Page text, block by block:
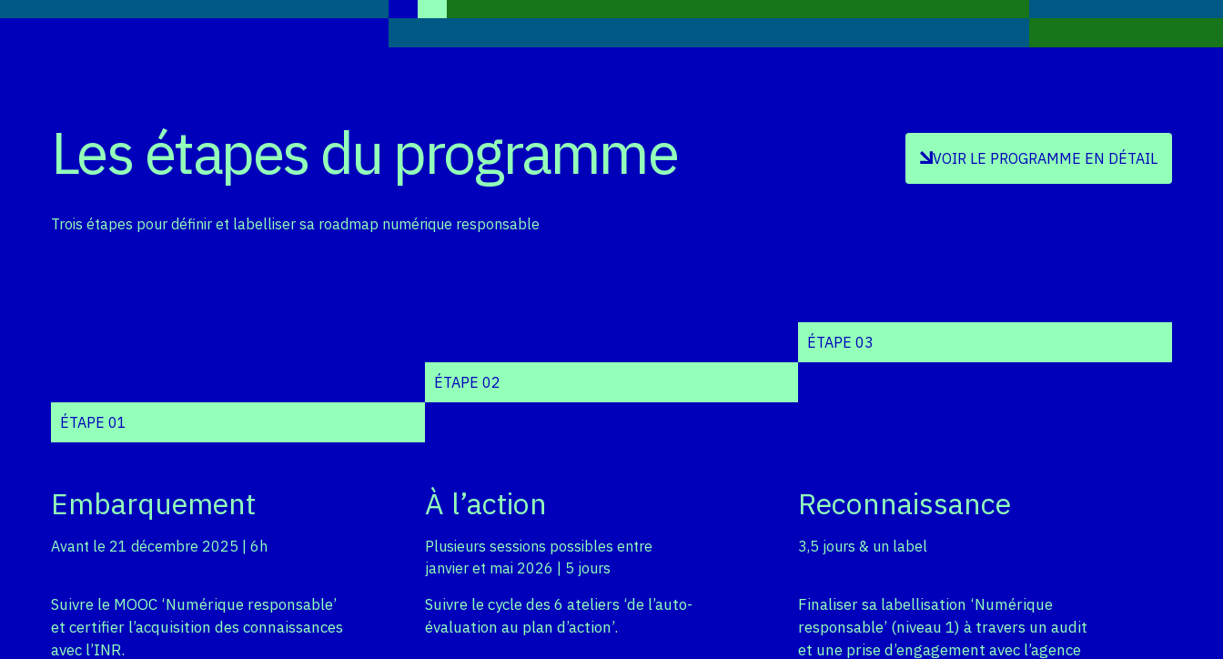
Les étapes du programme VOIR LE PROGRAMME EN DÉTAIL
Trois étapes pour définir et labelliser sa roadmap numérique responsable
ÉTAPE 01
Embarquement
Avant le 21 décembre 2025 | 6h
Suivre le MOOC ‘Numérique responsable’
et certifier l’acquisition des connaissances
avec l’INR.
ÉTAPE 02
À l’action
Plusieurs sessions possibles entre
janvier et mai 2026 | 5 jours
Suivre le cycle des 6 ateliers ‘de l’auto-
évaluation au plan d’action’.
ÉTAPE 03
Reconnaissance
3,5 jours & un label
Finaliser sa labellisation ‘Numérique
responsable’ (niveau 1) à travers un audit
et une prise d’engagement avec l’agence